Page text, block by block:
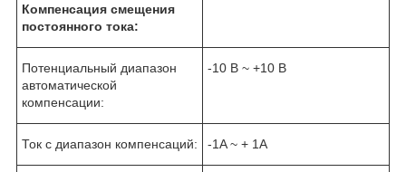
Компенсация смещения
постоянного тока:
Потенциальный диапазон
автоматической
компенсации:
-10 В ~ +10 В
Ток с диапазон компенсаций: -1A ~ + 1A